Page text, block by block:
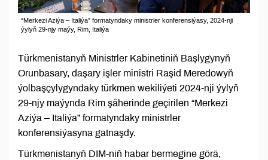
“Merkezi Aziýa – Italiýa” formatyndaky ministrler konferensiýasy, 2024-nji
ýylyň 29-njy maýy, Rim, Italiýa
Türkmenistanyň Ministrler Kabinetiniň Başlygynyň
Orunbasary, daşary işler ministri Raşid Meredowyň
ýolbaşçylygyndaky türkmen wekiliýeti 2024-nji ýylyň
29-njy maýynda Rim şäherinde geçirilen “Merkezi
Aziýa – Italiýa” formatyndaky ministrler
konferensiýasyna gatnaşdy.
Türkmenistanyň DIM-niň habar bermegine görä,